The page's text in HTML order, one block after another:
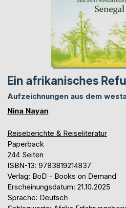
Ein afrikanisches
Aufzeichnungen aus dem
Nina Nayan
Reiseberichte & Reiseliteratur
Paperback
244 Seiten
ISBN-13: 9783819214837
Verlag: BoD - Books on Demand
Erscheinungsdatum: 21.10.2025
Sprache: Deutsch